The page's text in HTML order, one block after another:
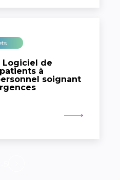
Logiciel de
à
soignant